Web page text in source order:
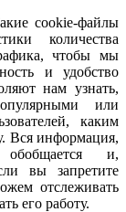
cookie-файлы
количества
чтобы мы
и удобство
нам узнать,
или
каким
Вся информация,
и,
вы запретите
отслеживать
его работу.